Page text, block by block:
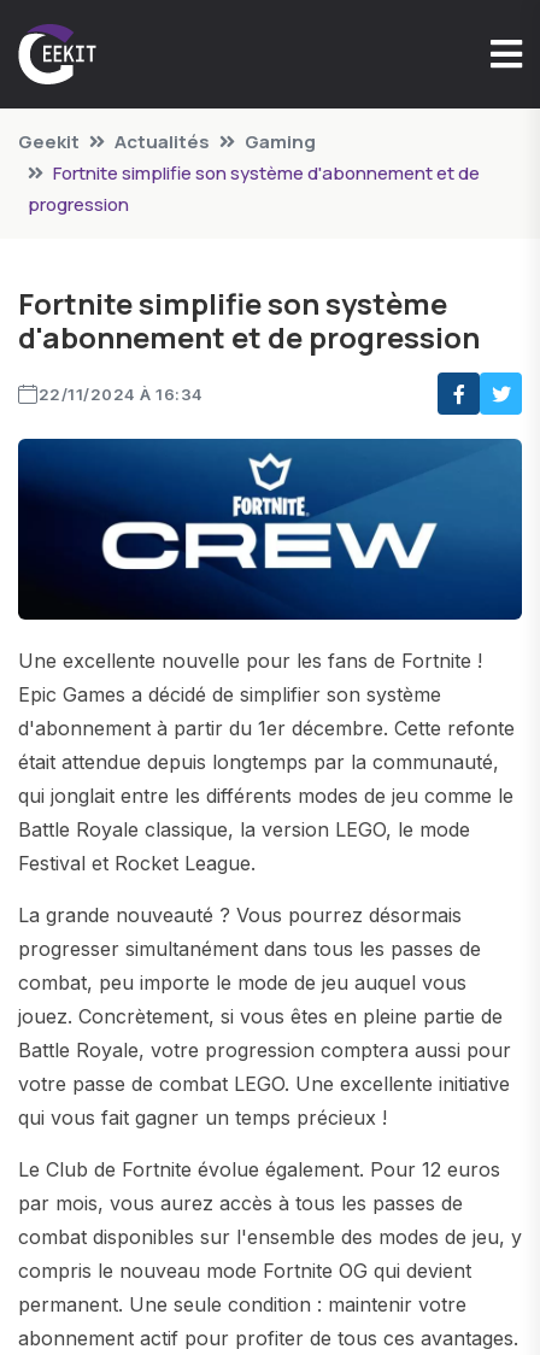
Geekit Actualités
Gaming
Fortnite simplifie son système d'abonnement et de
progression
Fortnite simplifie son système
d'abonnement et de progression
22/11/2024 À 16:34
Une excellente nouvelle pour les fans de Fortnite !
Epic Games a décidé de simplifier son système
d'abonnement à partir du 1er décembre. Cette refonte
était attendue depuis longtemps par la communauté,
qui jonglait entre les différents modes de jeu comme le
Battle Royale classique, la version LEGO, le mode
Festival et Rocket League.
La grande nouveauté ? Vous pourrez désormais
progresser simultanément dans tous les passes de
combat, peu importe le mode de jeu auquel vous
jouez. Concrètement, si vous êtes en pleine partie de
Battle Royale, votre progression comptera aussi pour
votre passe de combat LEGO. Une excellente initiative
qui vous fait gagner un temps précieux !
Le Club de Fortnite évolue également. Pour 12 euros
par mois, vous aurez accès à tous les passes de
combat disponibles sur l'ensemble des modes de jeu, y
compris le nouveau mode Fortnite OG qui devient
permanent. Une seule condition : maintenir votre
abonnement actif pour profiter de tous ces avantages.